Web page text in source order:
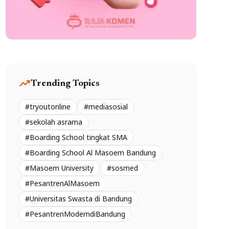
trending_upTrending Topics
#tryoutonline
#mediasosial
#sekolah asrama
#Boarding School tingkat SMA
#Boarding School Al Masoem Bandung
#Masoem University
#sosmed
#PesantrenAlMasoem
#Universitas Swasta di Bandung
#PesantrenModerndiBandung